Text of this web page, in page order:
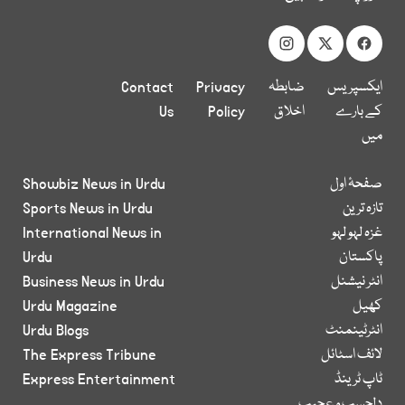
ایکسپریس
کے بارے
میں
ضابطہ
اخلاق
Privacy
Policy
Contact
Us
صفحۂ اول
تازہ ترین
غزہ لہو لہو
پاکستان
انٹر نیشنل
کھیل
انٹرٹینمنٹ
لائف اسٹائل
ٹاپ ٹرینڈ
Showbiz News in Urdu
Sports News in Urdu
International News in
Urdu
Business News in Urdu
Urdu Magazine
Urdu Blogs
The Express Tribune
Express Entertainment